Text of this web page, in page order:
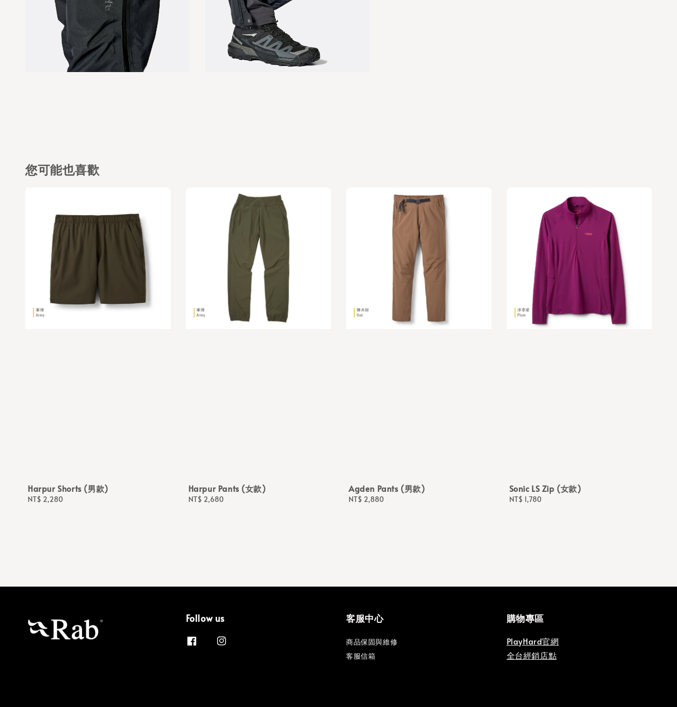
您可能也喜歡
Harpur Shorts (男款)
Regular
NT$ 2,280
Harpur Pants (女款)
Regular
NT$ 2,680
Agden Pants (男款)
Regular
NT$ 2,880
Sonic LS Zip (女款)
Regular
NT$ 1,780
Follow us 客服中心
商品保固與維修
客服信箱
購物專區
PlayHard官網
全台經銷店點